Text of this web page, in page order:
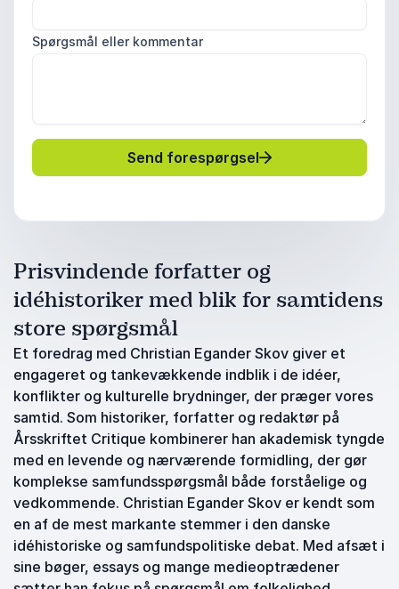
Spørgsmål eller kommentar
Send forespørgsel
Prisvindende forfatter og
idéhistoriker med blik for samtidens
store spørgsmål
Et foredrag med Christian Egander Skov giver et
engageret og tankevækkende indblik i de idéer,
konflikter og kulturelle brydninger, der præger vores
samtid. Som historiker, forfatter og redaktør på
Årsskriftet Critique kombinerer han akademisk tyngde
med en levende og nærværende formidling, der gør
komplekse samfundsspørgsmål både forståelige og
vedkommende. Christian Egander Skov er kendt som
en af de mest markante stemmer i den danske
idéhistoriske og samfundspolitiske debat. Med afsæt i
sine bøger, essays og mange medieoptrædener